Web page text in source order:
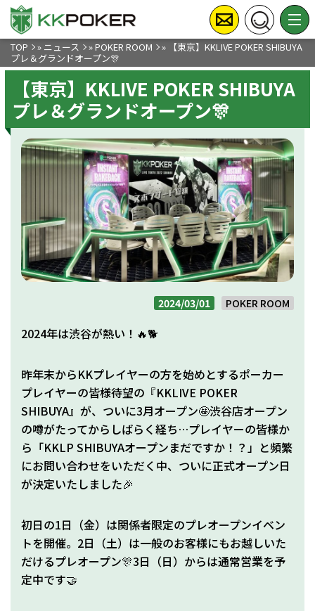
TOP » ニュース »POKER ROOM » 【東京】KKLIVE POKER SHIBUYA
プレ＆グランドオープン🎊
【東京】KKLIVE POKER SHIBUYA
プレ＆グランドオープン🎊
2024/03/01 POKER ROOM
2024年は渋谷が熱い！🔥🐕
昨年末からKKプレイヤーの方を始めとするポーカー
プレイヤーの皆様待望の『KKLIVE POKER
SHIBUYA』が、ついに3月オープン🤩渋谷店オープン
の噂がたってからしばらく経ち…プレイヤーの皆様か
ら「KKLP SHIBUYAオープンまだですか！？」と頻繁
にお問い合わせをいただく中、ついに正式オープン日
が決定いたしました🎉
初日の1日（金）は関係者限定のプレオープンイベン
トを開催。2日（土）は一般のお客様にもお越しいた
だけるプレオープン🎊3日（日）からは通常営業を予
定中です🤝